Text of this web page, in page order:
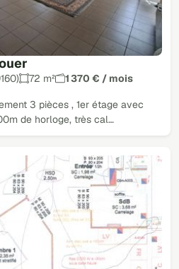
72 m² 1 370 € / mois
3 pièces , 1er étage avec
de horloge, très cal…